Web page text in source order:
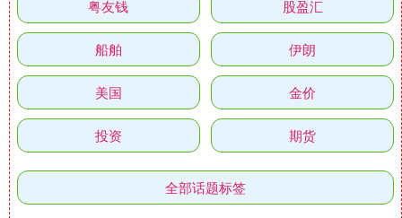
粤友钱 股盈汇
船舶 伊朗
美国 金价
投资 期货
全部话题标签